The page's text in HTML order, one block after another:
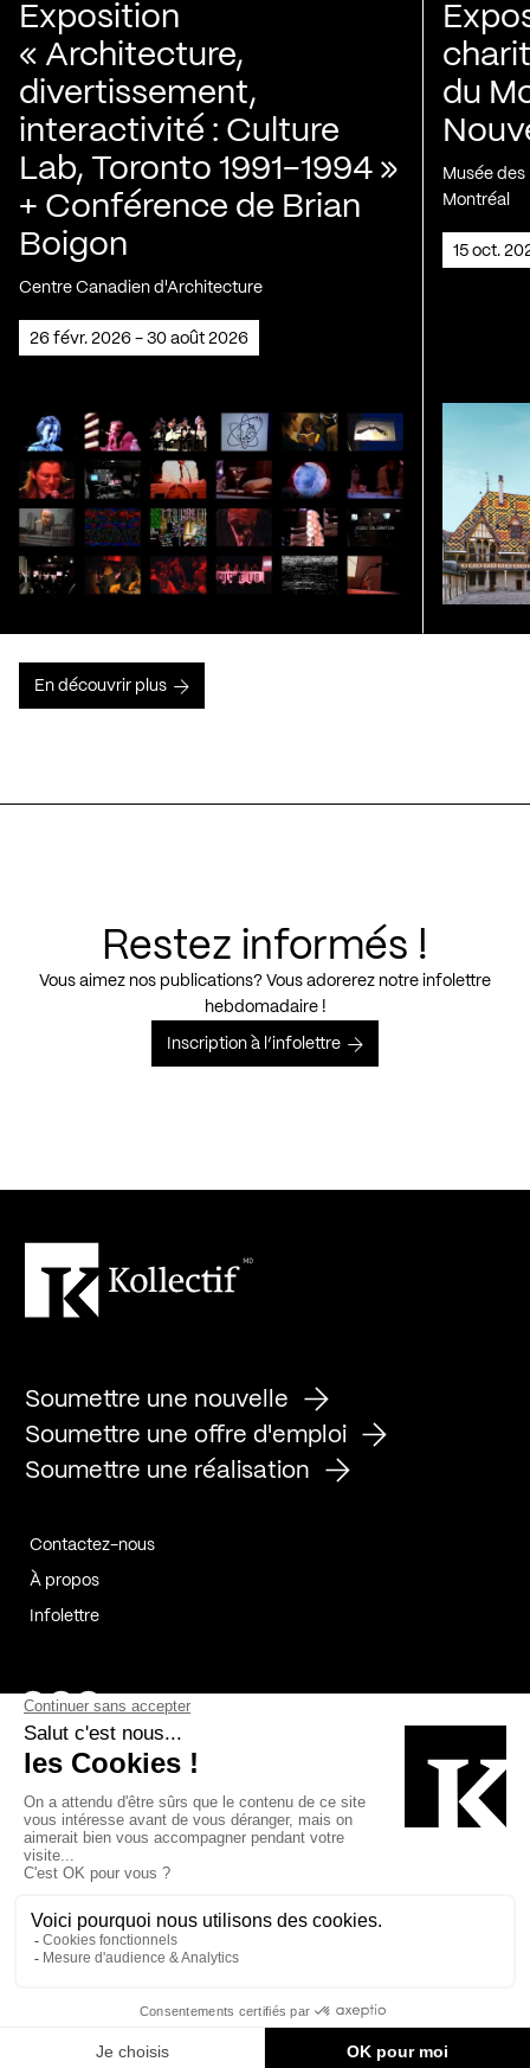
Exposition
« Architecture,
divertissement,
interactivité : Culture
Lab, Toronto 1991-1994 »
+ Conférence de Brian
Boigon
Centre Canadien d'Architecture
26 févr. 2026 - 30 août 2026
du
Musée
Montréal
15 oct.
En découvrir plus
Restez informés !
Vous aimez nos publications? Vous adorerez notre infolettre
hebdomadaire !
Inscription à l’infolettre
Soumettre une nouvelle
Soumettre une offre d'emploi
Soumettre une réalisation
Contactez-nous
À propos
Infolettre
Page Facebook de Kollectif
Page Instagram de Kollectif
Page Linkedin de Kollectif
Bâtiment-Durable-Québec-1
Esquisses-1IRAC-1
MP-1 v2com-1
Cookies